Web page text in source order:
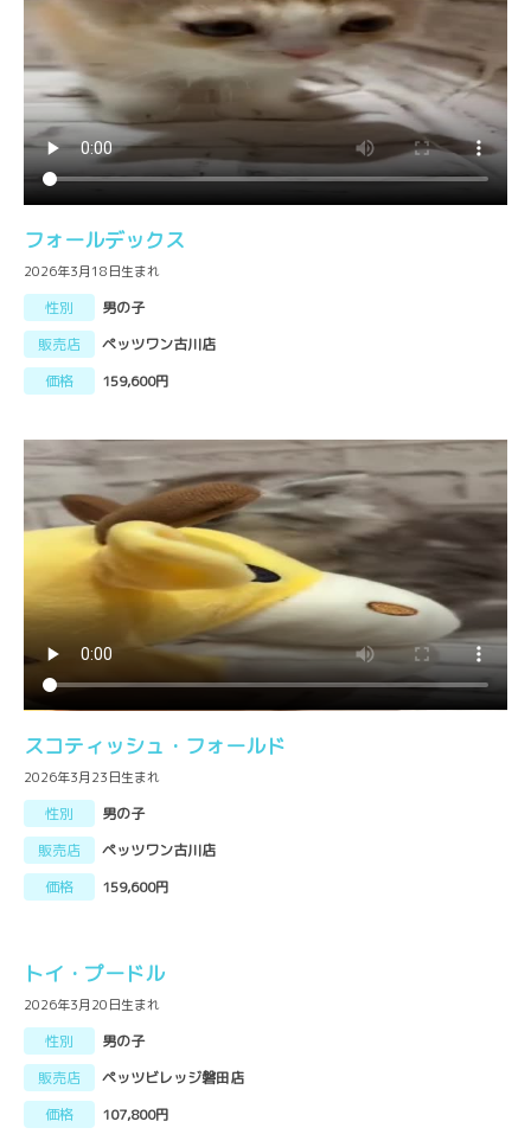
フォールデックス
2026年3月18日生まれ
性別
男の子
販売店
ペッツワン古川店
価格
159,600円
スコティッシュ・フォールド
2026年3月23日生まれ
性別
男の子
販売店
ペッツワン古川店
価格
159,600円
トイ・プードル
2026年3月20日生まれ
性別
男の子
販売店
ペッツビレッジ磐田店
価格
107,800円